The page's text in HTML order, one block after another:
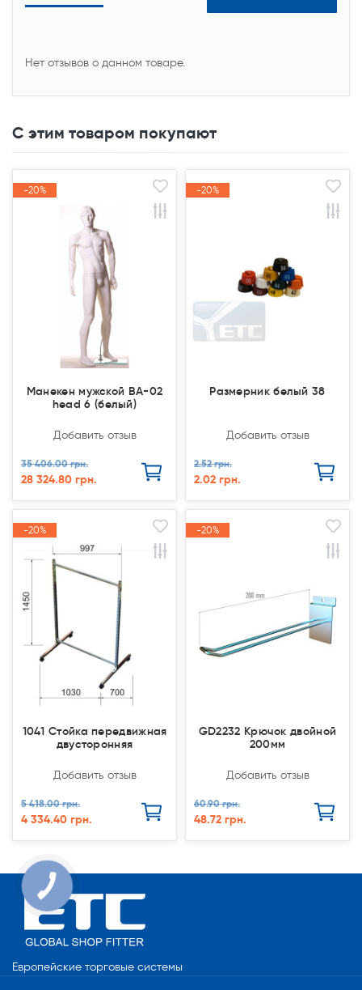
Нет отзывов о данном товаре.
С этим товаром покупают
-20%
-20%
Манекен мужской ВA-02
head 6 (белый)
Добавить отзыв
35 406.00 грн.
28 324.80 грн.
-20%
-20%
Размерник белый 38
Добавить отзыв
2.52 грн.
2.02 грн.
-20%
-20%
1041 Стойка передвижная
двусторонняя
Добавить отзыв
5 418.00 грн.
4 334.40 грн.
-20%
-20%
GD2232 Крючок двойной
200мм
Добавить отзыв
60.90 грн.
48.72 грн.
Европейские торговые системы